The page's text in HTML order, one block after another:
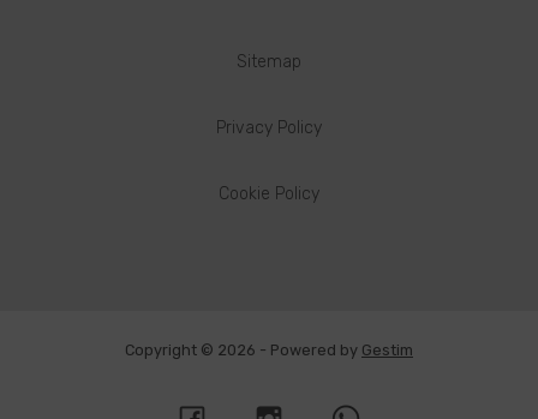
Sitemap
Privacy Policy
Cookie Policy
Copyright © 2026 - Powered by Gestim